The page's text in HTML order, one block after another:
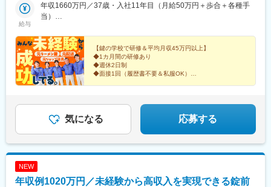
車15分★京都支社／東寺駅5分札幌支社／北34条駅10分宇都宮支
社／雀宮駅車15分池袋支社／池袋駅5分高松支社／太田駅15分★
日山駅車8分八王子支社／八王子駅車11分奈良支社／新大宮駅車6
分練馬支社／石神井公園駅12分横浜支社／横浜駅10分北九州支社
／片野駅8分熊本支社／東海学園前駅10分鹿児島支社／中洲通駅1
分藤沢支社／辻堂駅近く三郷支社／三郷駅8分★：駐車場有＜
2026年1月以降 新規開設予定＞※オープンまでは近隣支社勤務四
駅、雀宮駅、北池袋駅、木太東口駅、日前宮駅、静岡駅、春日山
駅、小宮駅、新大宮駅、石神井公園駅、平沼橋駅、片野駅、東海
Ｒ難波駅、みなと元町駅、浅間町駅、大町西公園駅、中洲川端
駅、東寺駅、都通駅、不動前駅、なんば駅(地下鉄)、県庁前駅(兵
庫県)、国際センター駅、九条駅(京都府)、市立病院前駅(鹿児島県)
給与
年収1660万円／37歳・入社11年目（月給50万円＋歩合＋各種手
当）
当）
【鍵の学校で研修＆平均月収45万円以上】
◆1カ月間の研修あり
◆週休2日制
◆面接1回（履歴書不要＆私服OK）
気になる 応募する
NEW
年収例1020万円／未経験から高収入を実現できる錠前